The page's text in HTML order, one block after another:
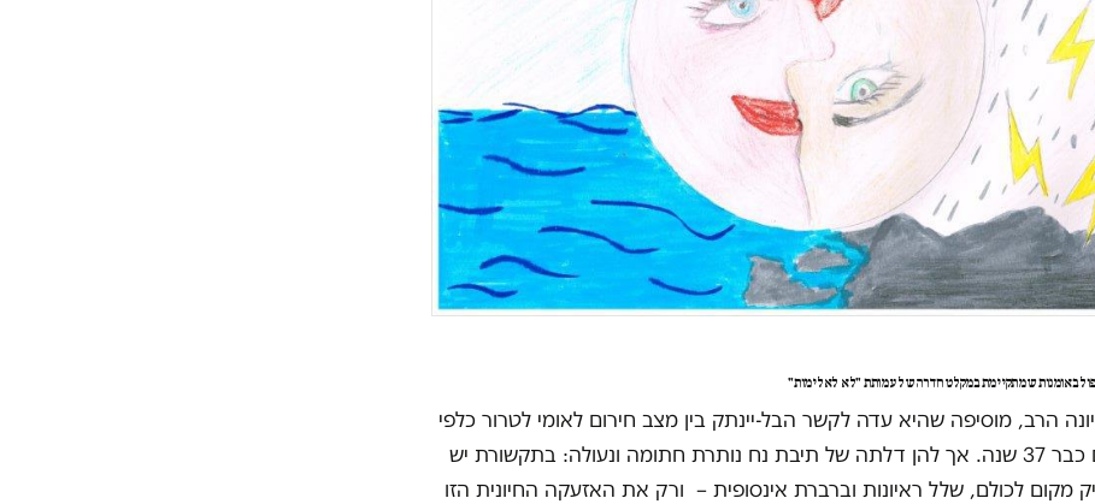
באומנות שמתקיימת במקלט חדרה של עמותת "לא לאלימות"
הרב, מוסיפה שהיא עדה לקשר הבל-יינתק בין מצב חירום לאומי לטרור כלפי
נשים וילדים כבר 37 שנה. אך להן דלתה של תיבת נח נותרת חתומה ונעולה: בתקשורת יש
מקום לכולם, שלל ראיונות וברברת אינסופית – ורק את האזעקה החיונית הזו